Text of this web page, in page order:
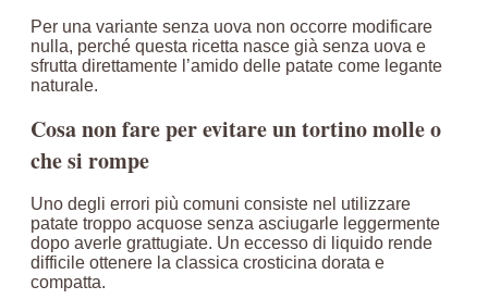
Per una variante senza uova non occorre modificare
nulla, perché questa ricetta nasce già senza uova e
sfrutta direttamente l’amido delle patate come legante
naturale.
Cosa non fare per evitare un tortino molle o
che si rompe
Uno degli errori più comuni consiste nel utilizzare
patate troppo acquose senza asciugarle leggermente
dopo averle grattugiate. Un eccesso di liquido rende
difficile ottenere la classica crosticina dorata e
compatta.